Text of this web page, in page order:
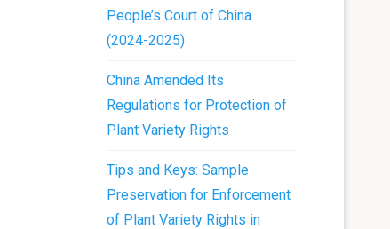
People’s Court of China
(2024-2025)
China Amended Its
Regulations for Protection of
Plant Variety Rights
Tips and Keys: Sample
Preservation for Enforcement
of Plant Variety Rights in